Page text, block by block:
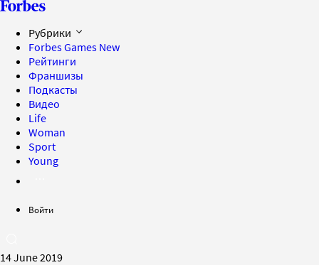
Рубрики
Forbes Games New
Рейтинги
Франшизы
Подкасты
Видео
Life
Woman
Sport
Young
Войти
14 June 2019